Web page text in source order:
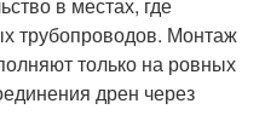
в местах, где
трубопроводов. Монтаж
только на ровных
дрен через